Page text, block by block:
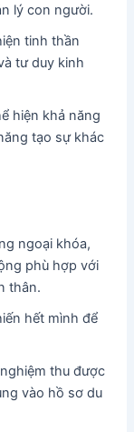
lý con người.
tinh thần
tư duy kinh
hiện khả năng
tạo sự khác
ngoại khóa,
phù hợp với
thân.
hết mình để
thu được
vào hồ sơ du